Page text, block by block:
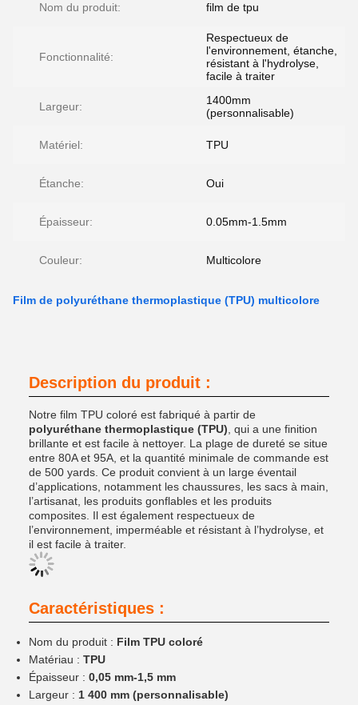
Nom du produit: film de tpu
Fonctionnalité:
Respectueux de
l'environnement, étanche,
résistant à l'hydrolyse,
facile à traiter
Largeur:
1400mm
(personnalisable)
Matériel: TPU
Étanche: Oui
Épaisseur: 0.05mm-1.5mm
Couleur: Multicolore
Film de polyuréthane thermoplastique (TPU) multicolore
Description du produit :
Notre film TPU coloré est fabriqué à partir de
polyuréthane thermoplastique (TPU) , qui a une finition
brillante et est facile à nettoyer. La plage de dureté se situe
entre 80A et 95A, et la quantité minimale de commande est
de 500 yards. Ce produit convient à un large éventail
d’applications, notamment les chaussures, les sacs à main,
l’artisanat, les produits gonflables et les produits
composites. Il est également respectueux de
l’environnement, imperméable et résistant à l’hydrolyse, et
il est facile à traiter.
Caractéristiques :
Nom du produit : Film TPU coloré
Matériau : TPU
Épaisseur : 0,05 mm-1,5 mm
Largeur : 1 400 mm (personnalisable)